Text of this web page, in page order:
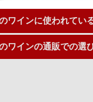
ワインに使われてい
ワインの通販での選